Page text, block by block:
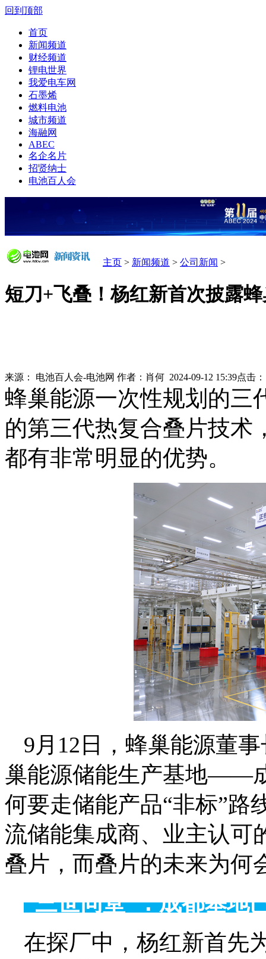
回到顶部
首页
新闻频道
财经频道
锂电世界
我爱电车网
石墨烯
燃料电池
城市频道
海融网
ABEC
名企名片
招贤纳士
电池百人会
主页 > 新闻频道 > 公司新闻 >
短刀+飞叠！杨红新首次披露
来源： 电池百人会-电池网 作者： 肖何 2024-09-12 15:39点击
蜂巢能源一次性规划的三
的第三代热复合叠片技术
都有非常明显的优势。
9月12日，蜂巢能源董
巢能源储能生产基地——
何要走储能产品“非标”路
流储能集成商、业主认可
叠片，而叠片的未来为何
“三世同堂”：成都基地
在探厂中，杨红新首先